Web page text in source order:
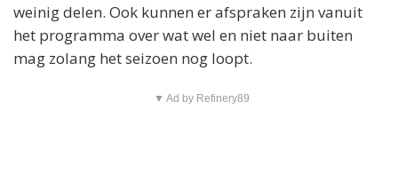
weinig delen. Ook kunnen er afspraken zijn vanuit
het programma over wat wel en niet naar buiten
mag zolang het seizoen nog loopt.
▼ Ad by Refinery89